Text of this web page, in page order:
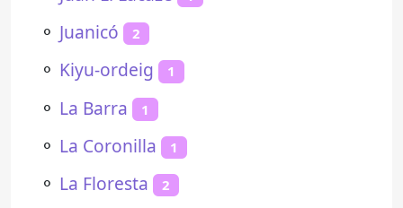
⚬ Juanicó 2
⚬ Kiyu-ordeig 1
⚬ La Barra 1
⚬ La Coronilla 1
⚬ La Floresta 2